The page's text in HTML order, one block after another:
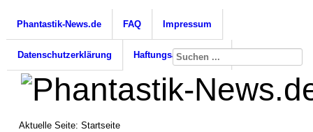
Phantastik-News.de FAQ Impressum
Datenschutzerklärung Haftungsausschluss
Aktuelle Seite: Startseite